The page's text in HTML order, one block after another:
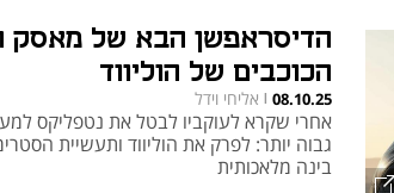
הדיסראפשן הבא של מאסק
הכוכבים של הוליווד
08.10.25
| אליחי וידל
אחרי שקרא לעוקביו לבטל את נטפליקס למען
גבוה יותר: לפרק את הוליווד ותעשיית
בינה מלאכותית